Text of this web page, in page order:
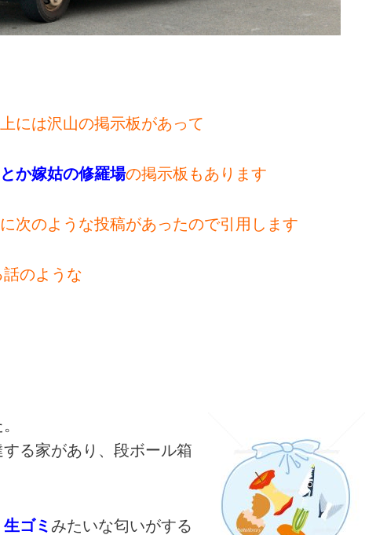
には沢山の掲示板があって
か嫁姑の修羅場の掲示板もあります
次のような投稿があったので引用します
のような
る家があり、段ボール箱
生ゴミ みたいな匂いがする